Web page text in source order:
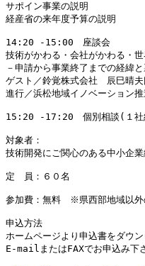
サポイン事業の説明
経産省の来年度予算の説明
14:20 -15:00　座談会
技術がかわる・会社がかわる・
－申請から事業終了までの経緯
ゲスト／鈴覚株式会社　辰巳晴夫
進行／浜松地域イノベーション
15:20 -17:20　個別相談(１社
対象者：
技術開発にご関心のある中小企
定　員：６０名
参加費：無料　※県西部地域以
申込方法
ホームページより申込書をダウ
E-mailまたはFAXでお申込み下さ